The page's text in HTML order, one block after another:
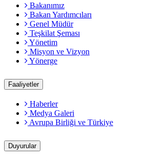
Bakanımız
Bakan Yardımcıları
Genel Müdür
Teşkilat Şeması
Yönetim
Misyon ve Vizyon
Yönerge
Faaliyetler
Haberler
Medya Galeri
Avrupa Birliği ve Türkiye
Duyurular